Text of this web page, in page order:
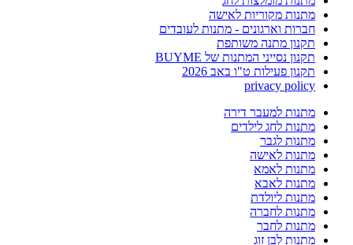
מתנות מקוריות לאישה
חברות וארגונים - מתנות לעובדים
תקנון מתנה משותפת
תקנון נסייני המתנות של BUYME
תקנון פעילות ט"ו באב 2026
privacy policy
מתנות למעבר דירה
מתנות לחג לילדים
מתנות לגבר
מתנות לאישה
מתנות לאמא
מתנות לאבא
מתנות ליולדת
מתנות לחברה
מתנות לחבר
מתנות לבן זוג